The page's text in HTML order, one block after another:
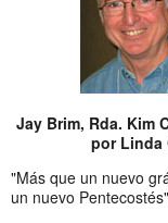
Jay Brim, Rda. Kim
por Linda
"Más que un nuevo
un nuevo